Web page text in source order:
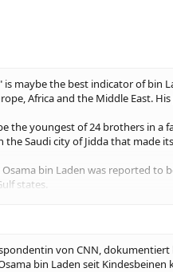
is maybe the best indicator of
Africa and the Middle East.
the youngest of 24 brothers in
the Saudi city of Jidda that made
bin Laden was reported
states.
from the CIA, which was
von CNN,
bin Laden seit Kindesbeinen